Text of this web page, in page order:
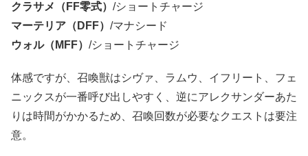
クラサメ（FF零式） /ショートチャージ
マーテリア（DFF） /マナシード
ウォル（MFF） /ショートチャージ
体感ですが、召喚獣はシヴァ、ラムウ、イフリート、フェ
ニックスが一番呼び出しやすく、逆にアレクサンダーあた
りは時間がかかるため、召喚回数が必要なクエストは要注
意。